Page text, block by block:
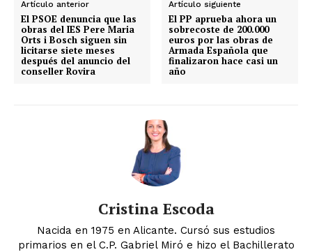
Artículo anterior
El PSOE denuncia que las
obras del IES Pere Maria
Orts i Bosch siguen sin
licitarse siete meses
después del anuncio del
conseller Rovira
Artículo siguiente
El PP aprueba ahora un
sobrecoste de 200.000
euros por las obras de
Armada Española que
finalizaron hace casi un
año
Cristina Escoda
Nacida en 1975 en Alicante. Cursó sus estudios
primarios en el C.P. Gabriel Miró e hizo el Bachillerato